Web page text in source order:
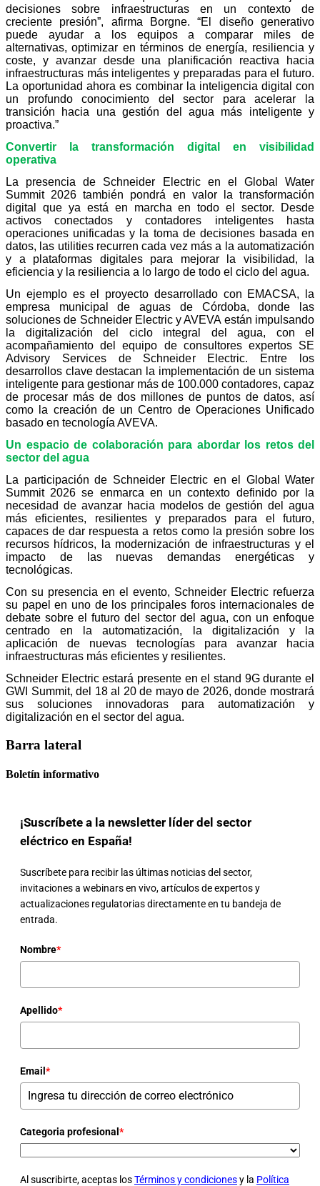
decisiones sobre infraestructuras en un contexto de
creciente presión”, afirma Borgne. “El diseño generativo
puede ayudar a los equipos a comparar miles de
alternativas, optimizar en términos de energía, resiliencia y
coste, y avanzar desde una planificación reactiva hacia
infraestructuras más inteligentes y preparadas para el futuro.
La oportunidad ahora es combinar la inteligencia digital con
un profundo conocimiento del sector para acelerar la
transición hacia una gestión del agua más inteligente y
proactiva.”
Convertir la transformación digital en visibilidad
operativa
La presencia de Schneider Electric en el Global Water
Summit 2026 también pondrá en valor la transformación
digital que ya está en marcha en todo el sector. Desde
activos conectados y contadores inteligentes hasta
operaciones unificadas y la toma de decisiones basada en
datos, las utilities recurren cada vez más a la automatización
y a plataformas digitales para mejorar la visibilidad, la
eficiencia y la resiliencia a lo largo de todo el ciclo del agua.
Un ejemplo es el proyecto desarrollado con EMACSA, la
empresa municipal de aguas de Córdoba, donde las
soluciones de Schneider Electric y AVEVA están impulsando
la digitalización del ciclo integral del agua, con el
acompañamiento del equipo de consultores expertos SE
Advisory Services de Schneider Electric. Entre los
desarrollos clave destacan la implementación de un sistema
inteligente para gestionar más de 100.000 contadores, capaz
de procesar más de dos millones de puntos de datos, así
como la creación de un Centro de Operaciones Unificado
basado en tecnología AVEVA.
Un espacio de colaboración para abordar los retos del
sector del agua
La participación de Schneider Electric en el Global Water
Summit 2026 se enmarca en un contexto definido por la
necesidad de avanzar hacia modelos de gestión del agua
más eficientes, resilientes y preparados para el futuro,
capaces de dar respuesta a retos como la presión sobre los
recursos hídricos, la modernización de infraestructuras y el
impacto de las nuevas demandas energéticas y
tecnológicas.
Con su presencia en el evento, Schneider Electric refuerza
su papel en uno de los principales foros internacionales de
debate sobre el futuro del sector del agua, con un enfoque
centrado en la automatización, la digitalización y la
aplicación de nuevas tecnologías para avanzar hacia
infraestructuras más eficientes y resilientes.
Schneider Electric estará presente en el stand 9G durante el
GWI Summit, del 18 al 20 de mayo de 2026, donde mostrará
sus soluciones innovadoras para automatización y
digitalización en el sector del agua.
Barra lateral
Boletín informativo
¡Suscríbete a la newsletter líder del sector
eléctrico en España!
Suscríbete para recibir las últimas noticias del sector,
invitaciones a webinars en vivo, artículos de expertos y
actualizaciones regulatorias directamente en tu bandeja de
entrada.
Nombre*
Apellido*
Email *
Categoria profesional *
Al suscribirte, aceptas losTérminos y condicionesy la Política